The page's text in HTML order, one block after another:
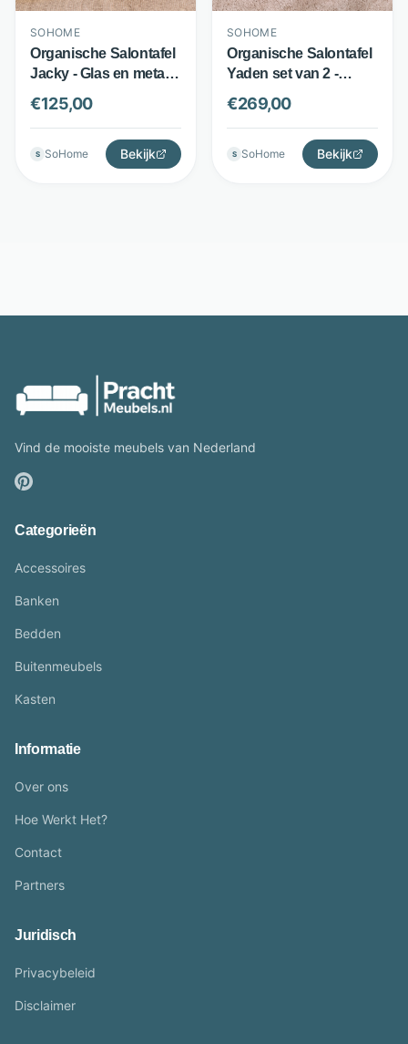
SOHOME
Organische Salontafel
Jacky - Glas en metaal
- rookglas blad met
betonlook voet - Beige
- Sohome
€125,00
S SoHome Bekijk
SOHOME
Organische Salontafel
Yaden set van 2 -
Massief mangohout -
Organisch design -
Bruin - Sohome
€269,00
S SoHome Bekijk
Vind de mooiste meubels van Nederland
Categorieën
Accessoires
Banken
Bedden
Buitenmeubels
Kasten
Informatie
Over ons
Hoe Werkt Het?
Contact
Partners
Juridisch
Privacybeleid
Disclaimer